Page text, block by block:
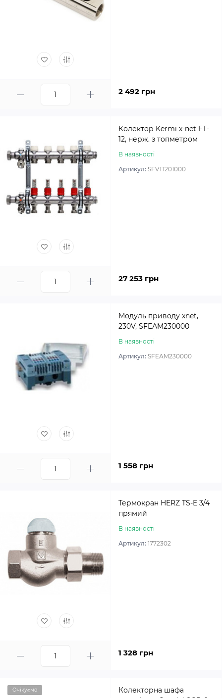
2 492 грн
Колектор Kermi x-net FT-
12, нерж. з топметром
В наявності
Артикул: SFVT1201000
27 253 грн
Модуль приводу xnet,
230V, SFEАM230000
В наявності
Артикул: SFEАM230000
1 558 грн
Термокран HERZ TS-E 3/4
прямий
В наявності
Артикул: 1772302
1 328 грн
Очікуємо
Колекторна шафа